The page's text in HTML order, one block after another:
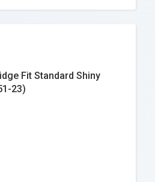
Fit Standard Shiny
23)